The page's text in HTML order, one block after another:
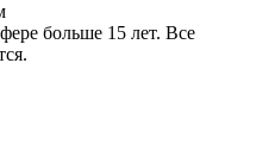
больше 15 лет. Все